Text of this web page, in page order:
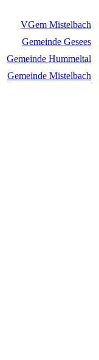
VGem Mistelbach
Gemeinde Gesees
Gemeinde Hummeltal
Gemeinde Mistelbach